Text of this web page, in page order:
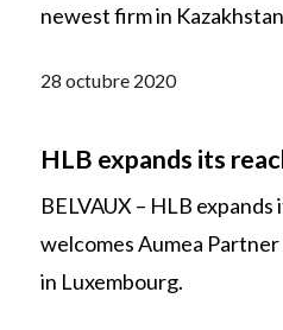
newest firm in
28 octubre 2020
HLB expands its
BELVAUX – HLB
welcomes Aumea
in Luxembourg.